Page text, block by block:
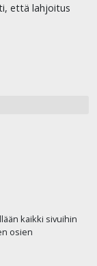
että lahjoitus
kaikki sivuihin
osien